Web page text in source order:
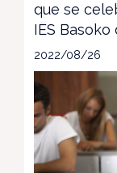
que se
IES
2022/08/26